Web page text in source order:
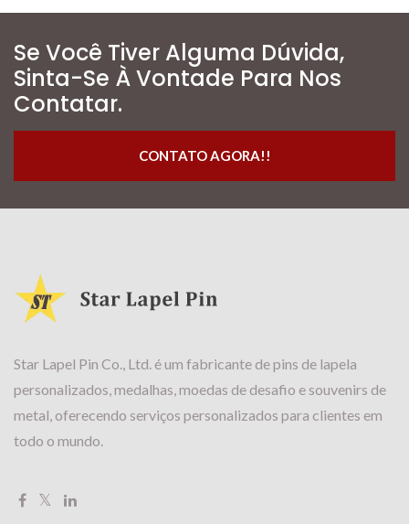
Se Você Tiver Alguma Dúvida,
Sinta-Se À Vontade Para Nos
Contatar.
CONTATO AGORA!!
Star Lapel Pin Co., Ltd. é um fabricante de pins de lapela
personalizados, medalhas, moedas de desafio e souvenirs de
metal, oferecendo serviços personalizados para clientes em
todo o mundo.